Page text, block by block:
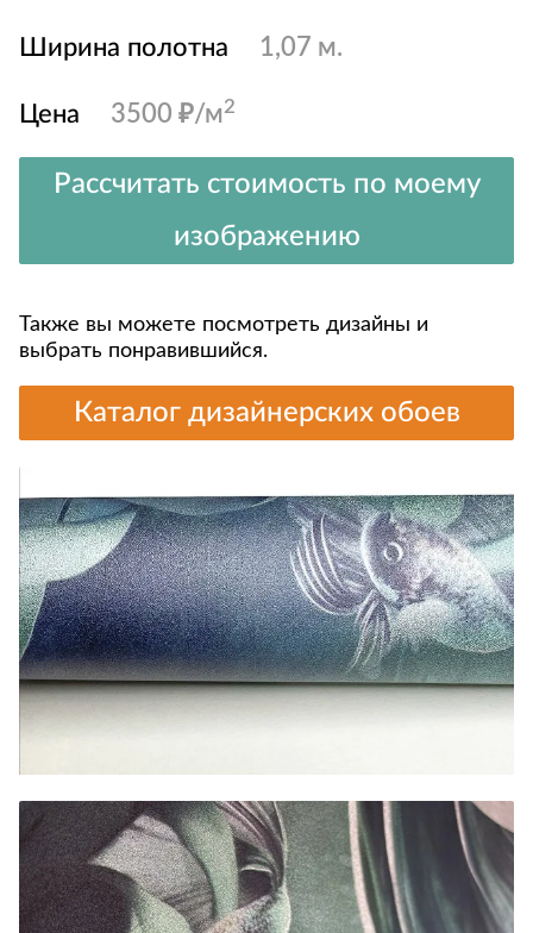
Ширина полотна 1,07 м.
Цена 3500 ₽/м2
Рассчитать стоимость по моему
изображению
Также вы можете посмотреть дизайны и
выбрать понравившийся.
Каталог дизайнерских обоев